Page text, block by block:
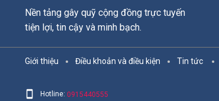
Nền tảng gây quỹ cộng đồng trực tuyến
tiện lợi, tin cậy và minh bạch.
Giới thiệu Điều khoản và điều kiện Tin tức
Hotline: 0915440555